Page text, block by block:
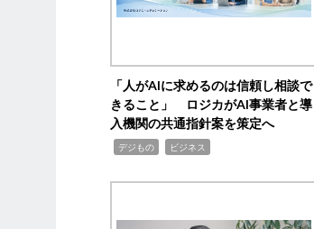
「人がAIに求めるのは信頼し相談で
きること」 ロジカがAI事業者と導
入機関の共通指針案を策定へ
デジもの ビジネス